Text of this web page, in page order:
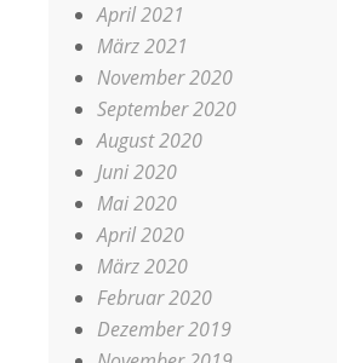
April 2021
März 2021
November 2020
September 2020
August 2020
Juni 2020
Mai 2020
April 2020
März 2020
Februar 2020
Dezember 2019